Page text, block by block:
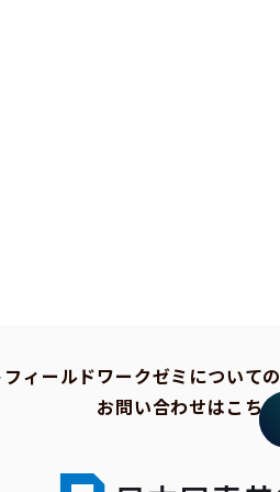
ィールドワークゼミについての
お問い合わせはこちら